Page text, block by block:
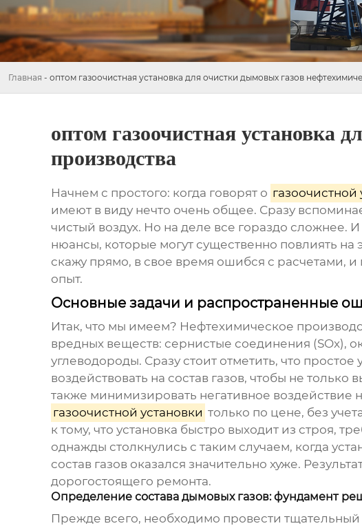
Главная - оптом газоочистная установка для очистки дымовых газов
оптом газоочистная установка
производства
Начнем с простого: когда говорят о
имеют в виду нечто очень общее. Сразу
чистый воздух. Но на деле все гораздо сложнее.
нюансы, которые могут существенно повлиять на
скажу прямо, в свое время ошибся с расчетами,
опыт.
Основные задачи и распространенные
Итак, что мы имеем? Нефтехимическое
вредных веществ: сернистые соединения (SOx),
углеводороды. Сразу стоит отметить, что
воздействовать на состав газов, чтобы не
также минимизировать негативное
газоочистной установки только по цене, без
к тому, что установка быстро выходит из строя,
однажды столкнулись с таким случаем, когда
состав газов оказался значительно хуже.
дорогостоящего ремонта.
Определение состава дымовых газов: фундамент
Прежде всего, необходимо провести тщательный